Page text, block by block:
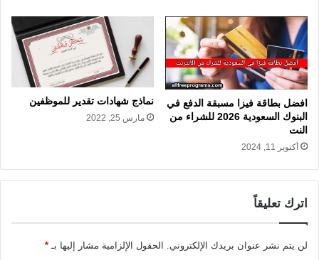
افضل بطاقة فيزا مسبقة الدفع في
البنوك السعودية 2026 للشراء من
النت
أكتوبر 11, 2024
نماذج شهادات تقدير للموظفين
مارس 25, 2022
اترك تعليقاً
لن يتم نشر عنوان بريدك الإلكتروني. الحقول الإلزامية مشار إليها بـ *